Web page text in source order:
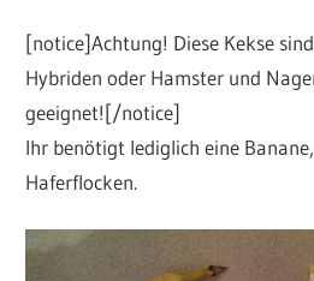
[notice]Achtung! Diese Kekse
Hybriden oder Hamster und
geeignet![/notice]
Ihr benötigt lediglich eine
Haferflocken.